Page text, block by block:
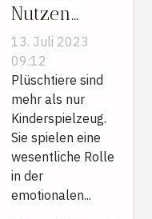
Nutzen
haben
Stofftiere für
Kinder im
Hinblick auf
die
emotionale
Entwicklung
?
13. Juli 2023
09:12
Plüschtiere sind
mehr als nur
Kinderspielzeug.
Sie spielen eine
wesentliche Rolle
in der
emotionalen...